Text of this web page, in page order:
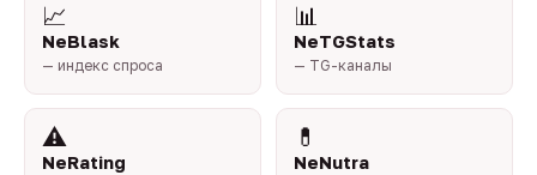
📈
NeBlask
— индекс спроса
📊
NeTGStats
— TG-каналы
⚠️
NeRating
💊
NeNutra